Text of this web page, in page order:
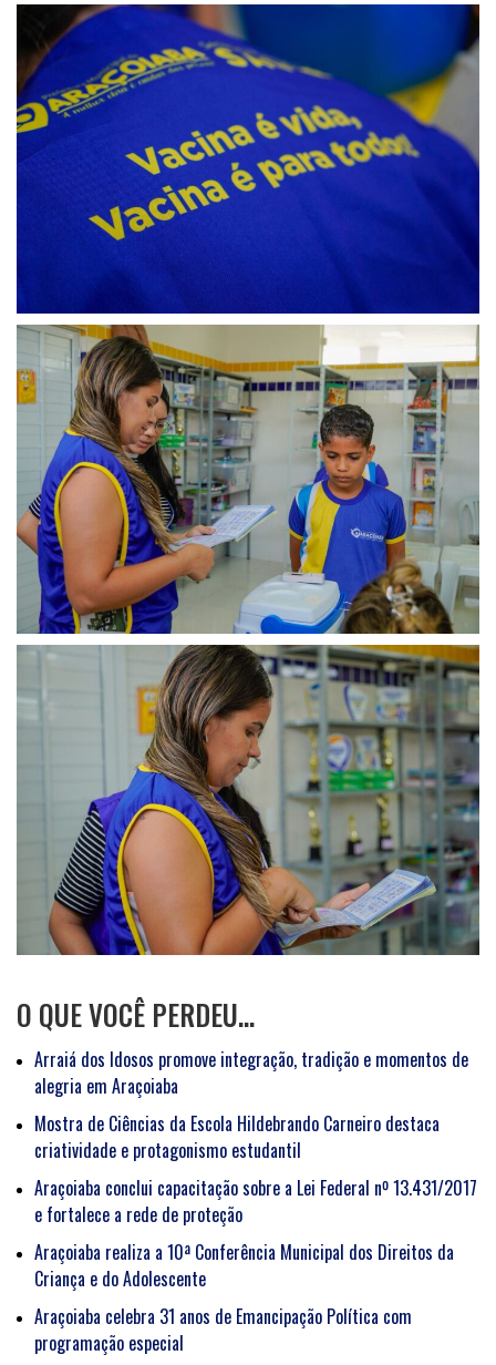
O QUE VOCÊ PERDEU…
Arraiá dos Idosos promove integração, tradição e momentos de
alegria em Araçoiaba
Mostra de Ciências da Escola Hildebrando Carneiro destaca
criatividade e protagonismo estudantil
Araçoiaba conclui capacitação sobre a Lei Federal nº 13.431/2017
e fortalece a rede de proteção
Araçoiaba realiza a 10ª Conferência Municipal dos Direitos da
Criança e do Adolescente
Araçoiaba celebra 31 anos de Emancipação Política com
programação especial